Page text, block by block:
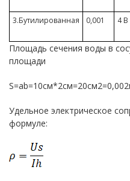
3.Бутилированная 0,001 4 В
Площадь сечения воды в
площади
Удельное электрическое
формуле: